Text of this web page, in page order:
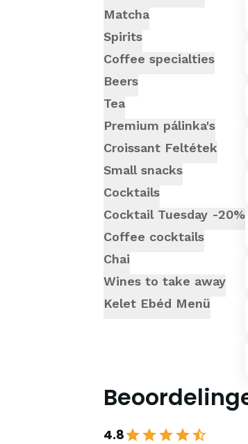
Matcha
Spirits
Coffee specialties
Beers
Tea
Premium pálinka's
Croissant Feltétek
Small snacks
Cocktails
Cocktail Tuesday -20%
Coffee cocktails
Chai
Wines to take away
Kelet Ebéd Menü
4.8